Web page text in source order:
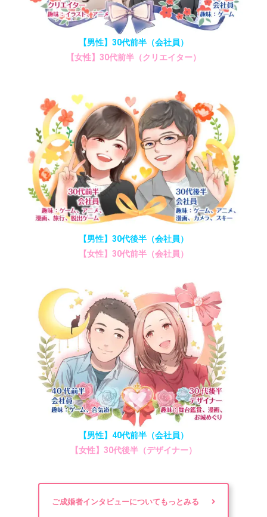
【男性】30代前半（会社員）
【女性】30代前半（クリエイター）
【男性】30代後半（会社員）
【女性】30代前半（会社員）
【男性】40代前半（会社員）
【女性】30代後半（デザイナー）
ご成婚者インタビューについてもっとみる